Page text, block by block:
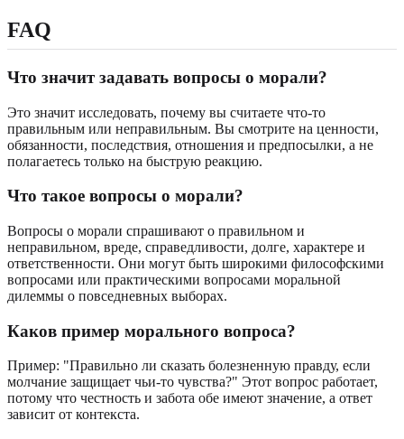
FAQ
Что значит задавать вопросы о морали?
Это значит исследовать, почему вы считаете что-то
правильным или неправильным. Вы смотрите на ценности,
обязанности, последствия, отношения и предпосылки, а не
полагаетесь только на быструю реакцию.
Что такое вопросы о морали?
Вопросы о морали спрашивают о правильном и
неправильном, вреде, справедливости, долге, характере и
ответственности. Они могут быть широкими философскими
вопросами или практическими вопросами моральной
дилеммы о повседневных выборах.
Каков пример морального вопроса?
Пример: "Правильно ли сказать болезненную правду, если
молчание защищает чьи-то чувства?" Этот вопрос работает,
потому что честность и забота обе имеют значение, а ответ
зависит от контекста.